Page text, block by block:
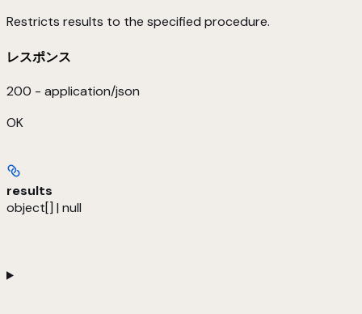
Restricts results to the specified procedure.
レスポンス
200 - application/json
OK
results
object[] | null